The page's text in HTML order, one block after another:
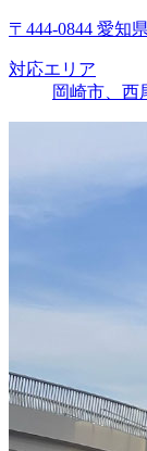
〒444-0844 愛知
対応エリア
岡崎市、西